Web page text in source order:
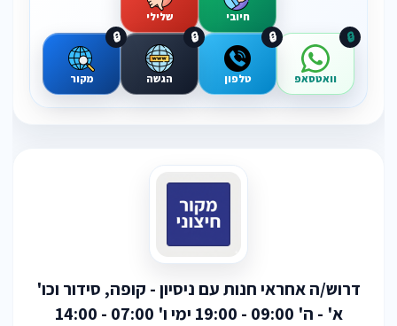
חיובי שלילי
וואטסאפ
🔒
טלפון
🔒
הגשה
🔒
מקור
🔒
דרוש/ה אחראי חנות עם ניסיון - קופה, סידור וכו'
א' - ה' 09:00 - 19:00 ימי ו' 07:00 - 14:00